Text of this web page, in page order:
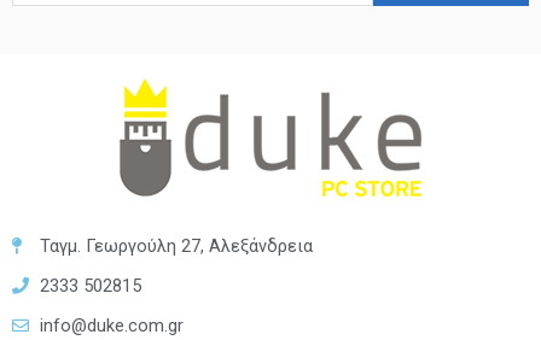
Ταγμ. Γεωργούλη 27, Αλεξάνδρεια
2333 502815
info@duke.com.gr